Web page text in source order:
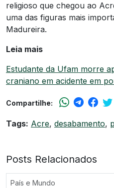
religioso que chegou ao
uma das figuras mais
Madureira.
Leia mais
Estudante da Ufam morre
craniano em acidente em
Compartilhe:
Tags: Acre, desabamento,
Posts Relacionados
País e Mundo